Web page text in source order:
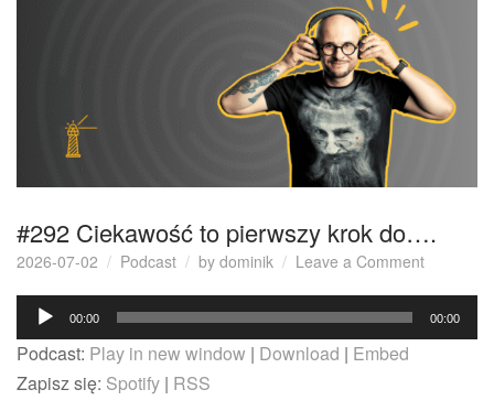
#292 Ciekawość to pierwszy krok do….
2026-07-02 Podcast by dominik Leave a Commenton
to
Odtwarzacz
plików
dźwiękowych
00:00 00:00
Podcast: Play in new window | Download | Embed
Zapisz się: Spotify | RSS